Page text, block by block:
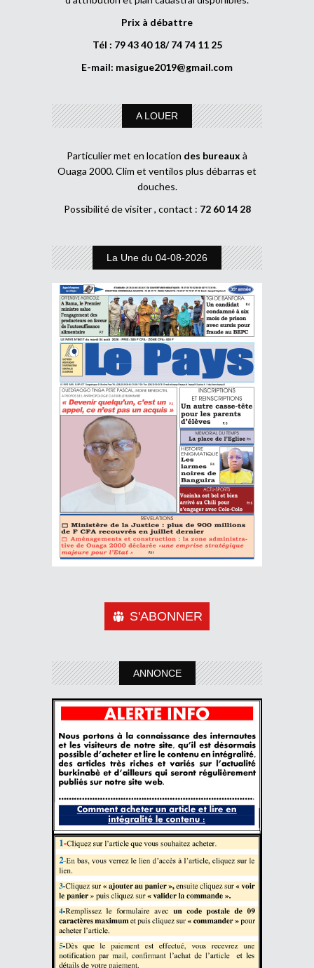
Prix à débattre
Tél : 79 43 40 18/ 74 74 11 25
E-mail: masigue2019@gmail.com
A LOUER
Particulier met en location des bureaux à
Ouaga 2000. Clim et ventilos plus débarras et
douches.
Possibilité de visiter , contact : 72 60 14 28
La Une du 04-08-2026
S'ABONNER
ANNONCE